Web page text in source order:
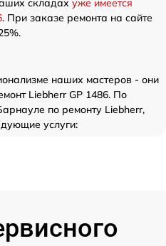
складах уже имеется
. При заказе ремонта на сайте
наших мастеров - они
Liebherr GP 1486. По
по ремонту Liebherr,
услуги: